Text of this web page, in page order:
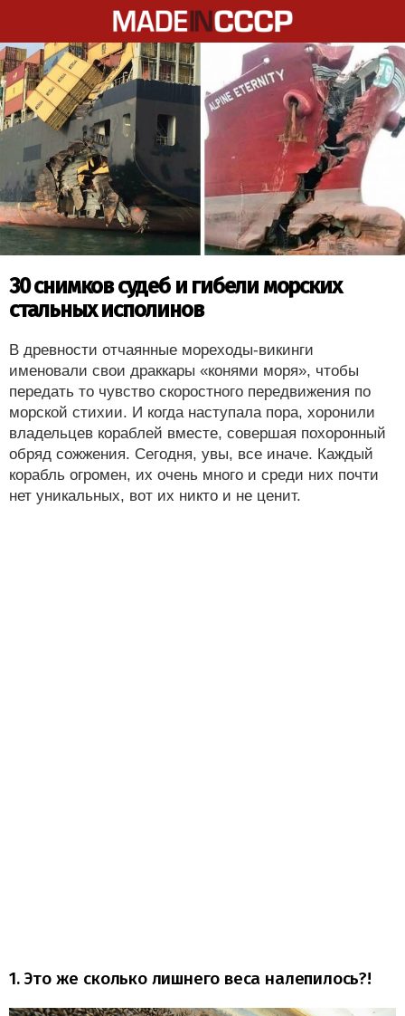
30 снимков судеб и гибели морских
стальных исполинов
В древности отчаянные мореходы-викинги
именовали свои драккары «конями моря», чтобы
передать то чувство скоростного передвижения по
морской стихии. И когда наступала пора, хоронили
владельцев кораблей вместе, совершая похоронный
обряд сожжения. Сегодня, увы, все иначе. Каждый
корабль огромен, их очень много и среди них почти
нет уникальных, вот их никто и не ценит.
1. Это же сколько лишнего веса налепилось?!